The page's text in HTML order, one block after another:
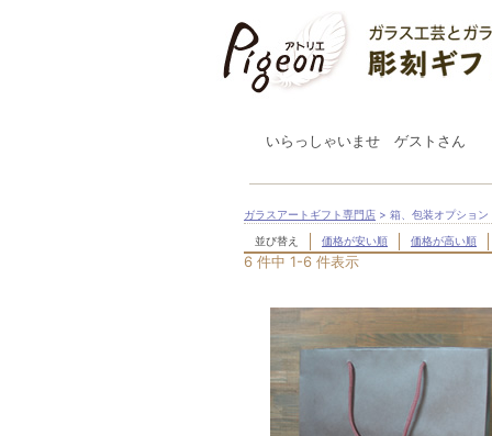
いらっしゃいませ ゲストさん
ガラスアートギフト専門店 > 箱、包装オプション
並び替え
価格が安い順 価格が高い順
6 件中 1-6 件表示